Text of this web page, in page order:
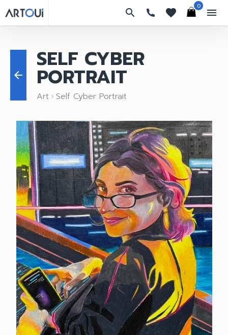
search favorites
0
menu
arrow_back
SELF CYBER
PORTRAIT
Art keyboard_arrow_right Self Cyber Portrait